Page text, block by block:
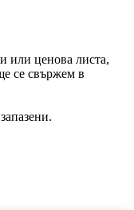
или ценова листа,
се свържем в